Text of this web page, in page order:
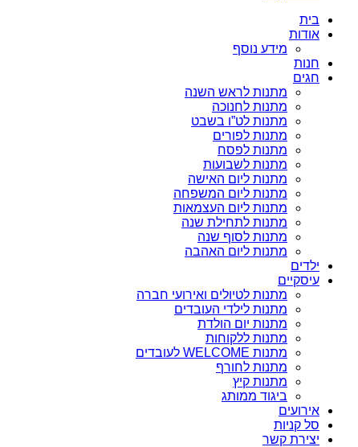
בית
אודות
מידע נוסף
חנות
חגים
מתנות לראש השנה
מתנות לחנוכה
מתנות לט”ו בשבט
מתנות לפורים
מתנות לפסח
מתנות לשבועות
מתנות ליום האישה
מתנות ליום המשפחה
מתנות ליום העצמאות
מתנות לתחילת שנה
מתנות לסוף שנה
מתנות ליום האהבה
ילדים
עיסקיים
מתנות לטיולים ואירועי חברה
מתנות לילדי העובדים
מתנות יום הולדת
מתנות ללקוחות
מתנות WELCOME לעובדים
מתנות לחורף
מתנות קיץ
ביגוד ממותג
אירועים
סל קניות
יצירת קשר